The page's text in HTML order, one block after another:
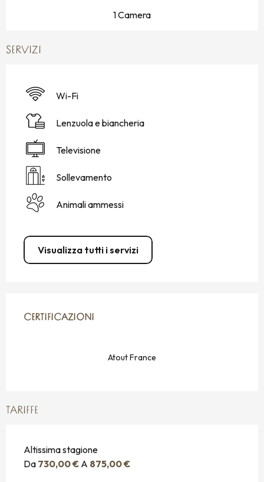
1 Camera
SERVIZI
Wi-Fi
Lenzuola e biancheria
Televisione
Sollevamento
Animali ammessi
Visualizza tutti i servizi
CERTIFICAZIONI
CERTIFICAZIONI
Atout France
TARIFFE
Altissima stagione
Da 730,00 € A 875,00 €